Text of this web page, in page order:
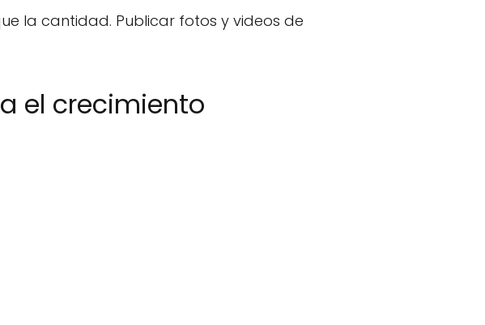
la cantidad. Publicar fotos y videos de
el crecimiento